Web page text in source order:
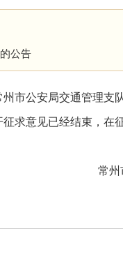
公告
市公安局交通管理支
求意见已经结束，在
常州